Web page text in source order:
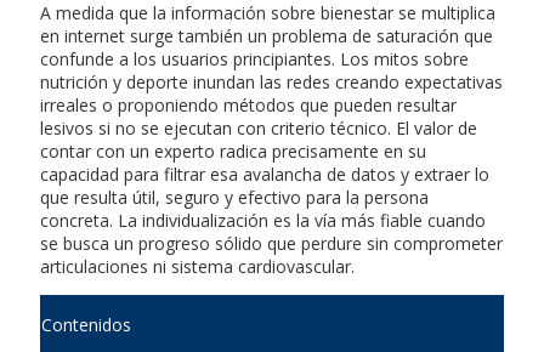
A medida que la información sobre bienestar se multiplica
en internet surge también un problema de saturación que
confunde a los usuarios principiantes. Los mitos sobre
nutrición y deporte inundan las redes creando expectativas
irreales o proponiendo métodos que pueden resultar
lesivos si no se ejecutan con criterio técnico. El valor de
contar con un experto radica precisamente en su
capacidad para filtrar esa avalancha de datos y extraer lo
que resulta útil, seguro y efectivo para la persona
concreta. La individualización es la vía más fiable cuando
se busca un progreso sólido que perdure sin comprometer
articulaciones ni sistema cardiovascular.
Contenidos